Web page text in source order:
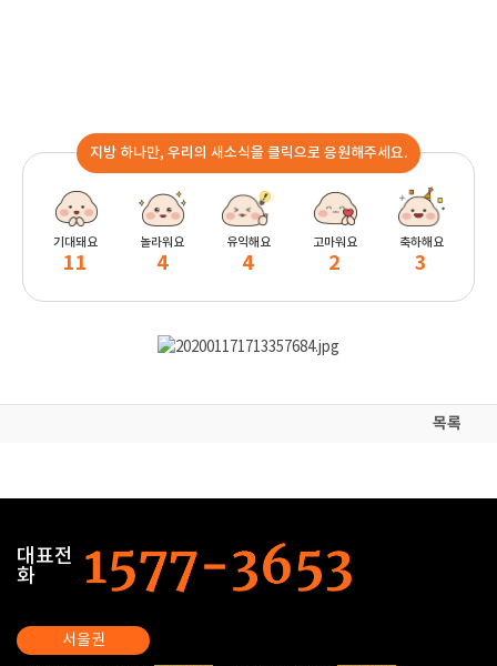
지방 하나만, 우리의 새소식을 클릭으로 응원해주세요.
기대돼요
11
놀라워요
4
유익해요
4
고마워요
2
축하해요
3
목록
대표전
화